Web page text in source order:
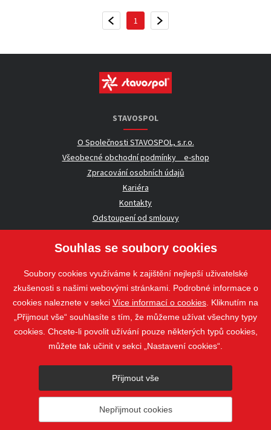
PŘEDCHOZÍ
1
STAVOSPOL
O Společnosti STAVOSPOL, s.r.o.
Všeobecné obchodní podmínky _ e-shop
Zpracování osobních údajů
Kariéra
Kontakty
Odstoupení od smlouvy
UŽITEČNÉ INFORMACE
Nezávazná poptávka
Whistleblowing
Sledujte nás
© 2018 - 2026 STAVOSPOL s. r. o.
nahoru
Souhlas se soubory cookies
Soubory cookies využíváme k zajištění nejlepší uživatelské
zkušenosti s našimi webovými stránkami. Podrobné informace o
cookies naleznete v sekci Více informací o cookies . Kliknutím na
„Přijmout vše“ souhlasíte s tím, že můžeme užívat všechny typy
cookies. Chcete-li povolit užívání pouze některých typů cookies,
můžete tak učinit v sekci „Nastavení cookies“.
Přijmout vše
Nepřijmout cookies